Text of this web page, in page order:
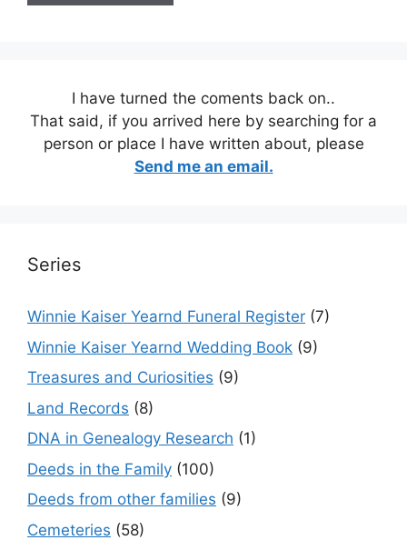
I have turned the coments back on..
That said, if you arrived here by searching for a
person or place I have written about, please
Send me an email.
Series
Winnie Kaiser Yearnd Funeral Register (7)
Winnie Kaiser Yearnd Wedding Book (9)
Treasures and Curiosities (9)
Land Records (8)
DNA in Genealogy Research (1)
Deeds in the Family (100)
Deeds from other families (9)
Cemeteries (58)